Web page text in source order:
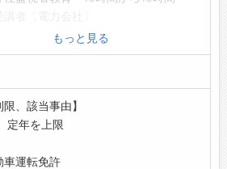
囲 変更なしもっと見る
限、該当事由】
定年を上限
車運転免許